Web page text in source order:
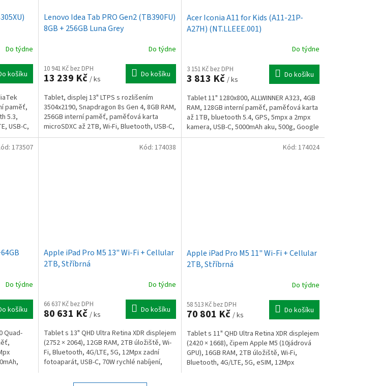
Do týdne
košíku
paměť,
5.3,
USB-C,
Lenovo Idea Tab PRO Gen2 (TB390FU)
8GB + 256GB Luna Grey
Do týdne
10 941 Kč bez DPH
13 239 Kč / ks Do košíku
Tablet, displej 13" LTPS s rozlišením
3504x2190, Snapdragon 8s Gen 4, 8GB RAM,
256GB interní paměť, paměťová karta
microSDXC až 2TB, Wi-Fi, Bluetooth, USB-C,
kamera 13MPx zadní...
Acer Iconia A11 for Kids (A11-21P-
A27H) (NT.LLEEE.001)
Do týdne
3 151 Kč bez DPH
3 813 Kč / ks Do košíku
Tablet 11" 1280x800, ALLWINNER A323, 4GB
RAM, 128GB interní paměť, paměťová karta
až 1TB, bluetooth 5.4, GPS, 5mpx a 2mpx
kamera, USB-C, 5000mAh aku, 500g, Google
Android 15
Do týdne
košíku
Quad-
173507
Apple iPad Pro M5 13" Wi-Fi + Cellular
2TB, Stříbrná
Do týdne
66 637 Kč bez DPH
80 631 Kč / ks Do košíku
Tablet s 13" QHD Ultra Retina XDR displejem
(2752 × 2064), 12GB RAM, 2TB úložiště, Wi-
Fi, Bluetooth, 4G/LTE, 5G, 12Mpx zadní
fotoaparát, USB-C, 70W rychlé nabíjení,
Kód: 174038
Apple iPad Pro M5 11" Wi-Fi + Cellular
2TB, Stříbrná
Do týdne
58 513 Kč bez DPH
70 801 Kč / ks Do košíku
Tablet s 11" QHD Ultra Retina XDR displejem
(2420 × 1668), čipem Apple M5 (10jádrová
GPU), 16GB RAM, 2TB úložiště, Wi-Fi,
Bluetooth, 4G/LTE, 5G, eSIM, 12Mpx
Kód: 174024